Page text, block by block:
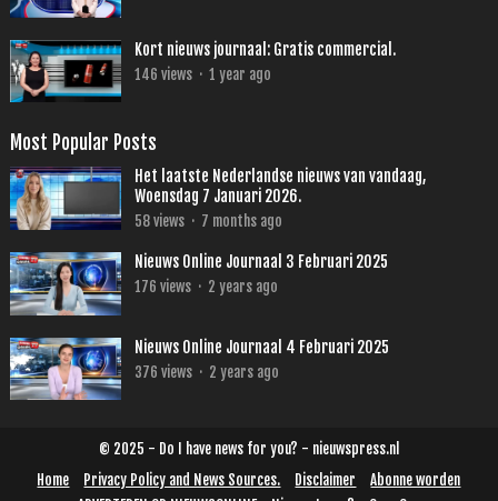
Kort nieuws journaal: Gratis commercial.
146 views · 1 year ago
Most Popular Posts
Het laatste Nederlandse nieuws van vandaag,
Woensdag 7 Januari 2026.
58views · 7 months ago
Nieuws Online Journaal 3 Februari 2025
176 views · 2 years ago
Nieuws Online Journaal 4 Februari 2025
376 views · 2 years ago
© 2025 - Do I have news for you? - nieuwspress.nl
Home
Privacy Policy and News Sources. Disclaimer
Abonne worden